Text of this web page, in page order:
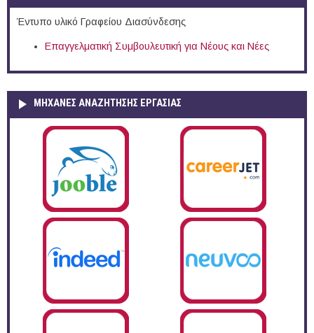
Έντυπο υλικό Γραφείου Διασύνδεσης
Επαγγελματική Συμβουλευτική για Νέους και Νέες
ΜΗΧΑΝΕΣ ΑΝΑΖΗΤΗΣΗΣ ΕΡΓΑΣΙΑΣ